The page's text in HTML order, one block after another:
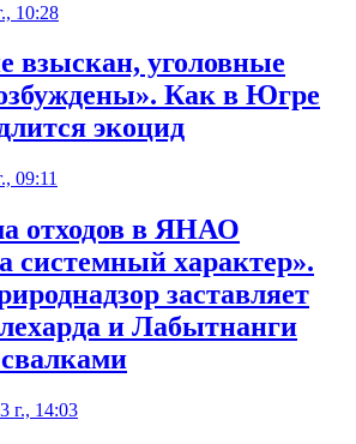
10:28
взыскан, уголовные
Как в Югре
экоцид
09:11
отходов в ЯНАО
системный характер».
заставляет
и Лабытнанги
г., 14:03